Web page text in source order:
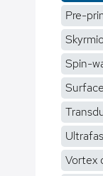
Pre-
Spin-
Vortex